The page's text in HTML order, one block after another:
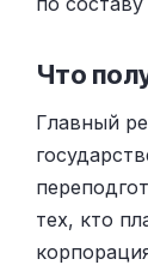
Что
Главный
тех, кто